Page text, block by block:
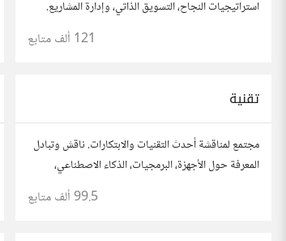
استراتيجيات النجاح، التسويق الذاتي، وإدارة المشاريع.
شارك قصصك، نصائحك، وأسئلتك، وتواصل مع محترفين
121 ألف متابع
تقنية
مجتمع لمناقشة أحدث التقنيات والابتكارات. ناقش وتبادل
المعرفة حول الأجهزة، البرمجيات، الذكاء الاصطناعي،
والأمن السيبراني. شارك أفكارك، نصائحك، وأسئلتك،
99.5 ألف متابع